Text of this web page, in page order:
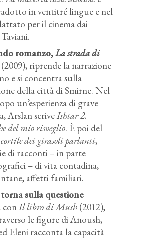
in ventitré lingue e nel
per il cinema dai
romanzo,La strada di
(2009), riprende la narrazione
e si concentra sulla
della città di Smirne. Nel
un’esperienza di grave
Arslan scriveIshtar2.
del mio risveglio. È poi del
dei girasoli parlanti,
di racconti – in parte
– di vita contadina,
affetti familiari.
sulla questione
conIl libro di Mush (2012),
le figure di Anoush,
Eleni racconta la capacità